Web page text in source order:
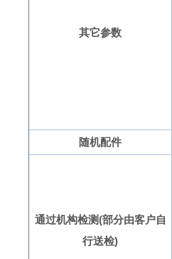
其它参数
随机配件
通过机构检测(部分由客户自
行送检)